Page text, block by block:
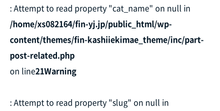
: Attempt to read property "cat_name" on null in
/home/xs082164/fin-yj.jp/public_html/wp-
content/themes/fin-kashiiekimae_theme/inc/part-
post-related.php
on line21Warning
: Attempt to read property "slug" on null in